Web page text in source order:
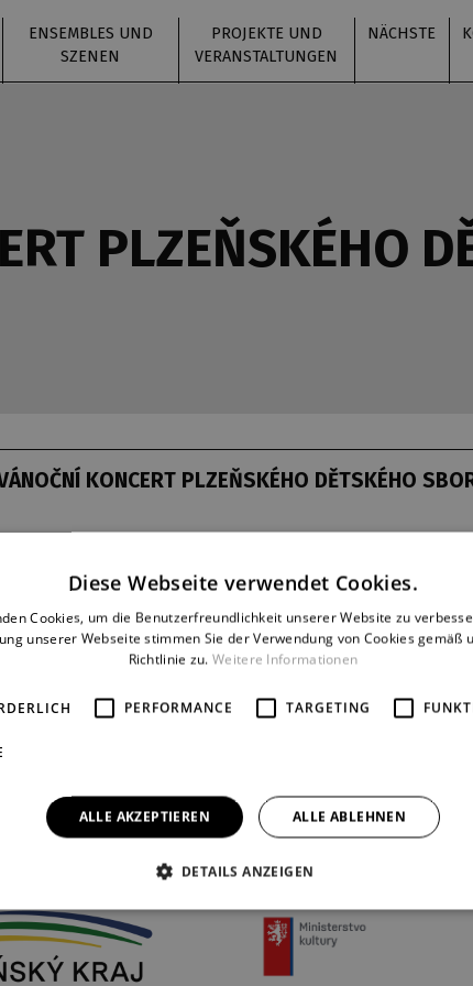
ENSEMBLES UND
SZENEN
PROJEKTE UND
VERANSTALTUNGEN
NÄCHSTE
PLZEŇSKÉHO
KONCERT PLZEŇSKÉHO DĚTSKÉHO
Dernière
THEATERPARTNER
Diese Webseite verwendet Cookies.
Cookies, um die Benutzerfreundlichkeit unserer Website zu
unserer Webseite stimmen Sie der Verwendung von Cookies gemäß
Richtlinie zu. Weitere Informationen
PERFORMANCE TARGETING
ALLE AKZEPTIEREN ALLE ABLEHNEN
DETAILS ANZEIGEN